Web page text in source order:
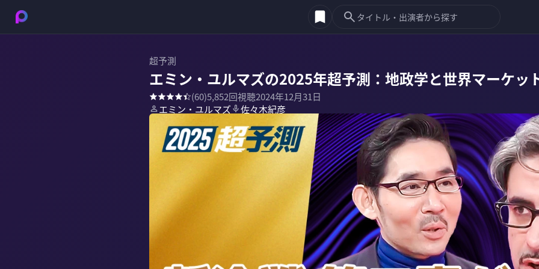
超予測
エミン・ユルマズの2025年超予測：地政学と世界マーケッ
(60)5,852回視聴2024年12月31日
エミン・ユルマズ
佐々木紀彦